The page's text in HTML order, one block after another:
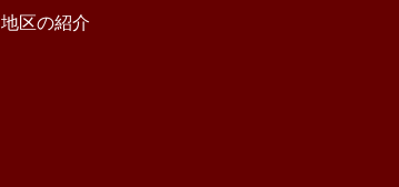
地区の紹介